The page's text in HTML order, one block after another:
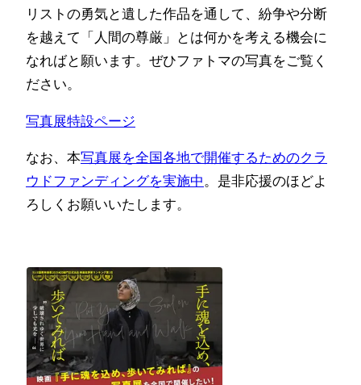
リストの勇気と遺した作品を通して、紛争や分断
を越えて「人間の尊厳」とは何かを考える機会に
なればと願います。ぜひファトマの写真をご覧く
ださい。
写真展特設ページ
なお、本写真展を全国各地で開催するためのクラ
ウドファンディングを実施中。是非応援のほどよ
ろしくお願いいたします。